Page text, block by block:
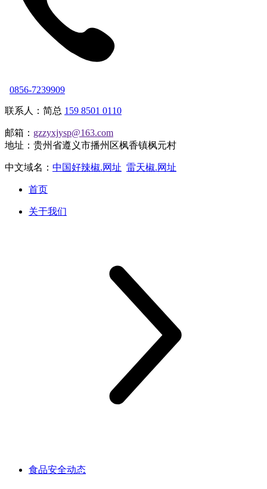
0856-7239909
联系人：简总 159 8501 0110
邮箱： gzzyxjysp@163.com
地址：贵州省遵义市播州区枫香镇枫元村
中文域名： 中国好辣椒.网址 雷天椒.网址
首页
关于我们
食品安全动态